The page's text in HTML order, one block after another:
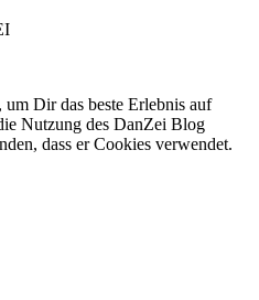
Dir das beste Erlebnis auf
Nutzung des DanZei Blog
dass er Cookies verwendet.